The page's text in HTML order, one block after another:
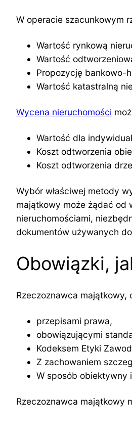
W operacie szacunkowym
Wartość rynkową
Wartość
Propozycję bankowo-
Wartość katastralną
Wycena nieruchomości
Wartość dla
Koszt odtworzenia
Koszt odtworzenia
Wybór właściwej metody
majątkowy może żądać od
nieruchomościami,
dokumentów używanych
Obowiązki,
Rzeczoznawca
przepisami prawa,
obowiązującymi
Kodeksem Etyki
Z zachowaniem
W sposób obiektywny
Rzeczoznawca majątkowy